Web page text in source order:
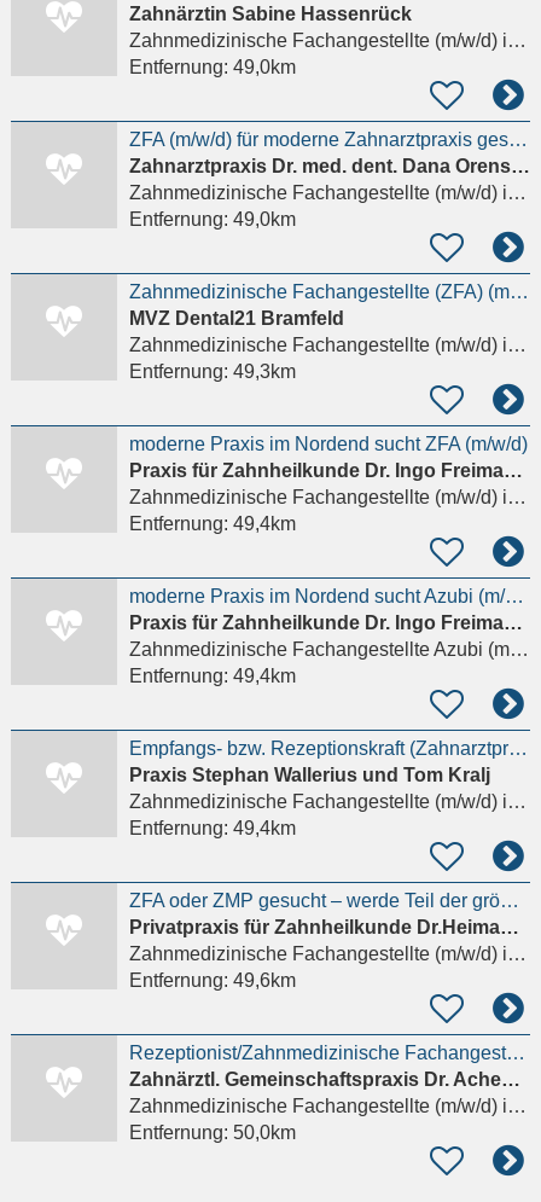
Zahnärztin Sabine Hassenrück
Zahnmedizinische Fachangestellte (m/w/d)in Eschborn, Niederhöchstadt
Entfernung: 49,0km
ZFA (m/w/d) für moderne Zahnarztpraxis gesucht
Zahnarztpraxis Dr. med. dent. Dana Orenstein
Zahnmedizinische Fachangestellte (m/w/d)in Frankfurt am Main
Entfernung: 49,0km
Zahnmedizinische Fachangestellte (ZFA) (m/w/d) – Chirurgie
MVZ Dental21 Bramfeld
Zahnmedizinische Fachangestellte (m/w/d)in Frankfurt am Main, Westend-Süd
Entfernung: 49,3km
moderne Praxis im Nordend sucht ZFA (m/w/d)
Praxis für Zahnheilkunde Dr. Ingo Freimann und Dr. Marion Lund
Zahnmedizinische Fachangestellte (m/w/d)in Frankfurt am Main
Entfernung: 49,4km
moderne Praxis im Nordend sucht Azubi (m/w/d)
Praxis für Zahnheilkunde Dr. Ingo Freimann und Dr. Marion Lund
Zahnmedizinische Fachangestellte Azubi (m/w/d)
Entfernung: 49,4km
Empfangs- bzw. Rezeptionskraft (Zahnarztpraxis) M/W/D – Vollzeit, auch Quereinstieg möglich
Praxis Stephan Wallerius und Tom Kralj
Zahnmedizinische Fachangestellte (m/w/d)in Schwalbach am Taunus
Entfernung: 49,4km
ZFA oder ZMP gesucht – werde Teil der größten Privatzahnarztpraxis Frankfurts
Privatpraxis für Zahnheilkunde Dr.Heimann & Dr. Winzen & Dr. Alp
Zahnmedizinische Fachangestellte (m/w/d)in Frankfurt am Main
Entfernung: 49,6km
Rezeptionist/Zahnmedizinische Fachangestellte (m/w/d) am Empfang
Zahnärztl. Gemeinschaftspraxis Dr. Achenbach, Dr. Schaible, Dr. Straub
Zahnmedizinische Fachangestellte (m/w/d)in Hanau, Steinheim
Entfernung: 50,0km